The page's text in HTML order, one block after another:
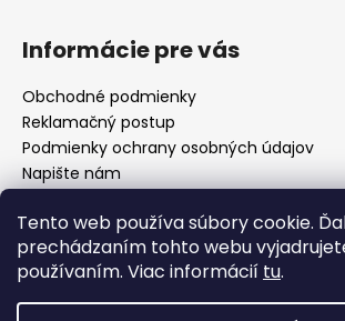
Tento web používa súbory cookie.
prechádzaním tohto webu
používaním. Viac informácií tu.
Informácie pre vás
Obchodné podmienky
Reklamačný postup
Podmienky ochrany osobných údajov
Napište nám